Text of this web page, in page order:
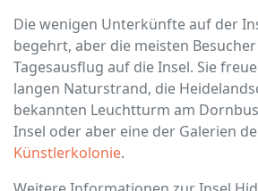
Die wenigen Unterkünfte auf der
begehrt, aber die meisten
Tagesausflug auf die Insel. Sie
langen Naturstrand, die
bekannten Leuchtturm am
Insel oder aber eine der Galerien
Künstlerkolonie.